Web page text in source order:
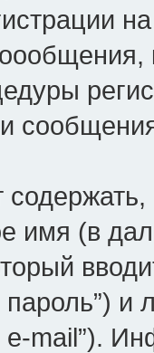
имя (в
и
mail”).